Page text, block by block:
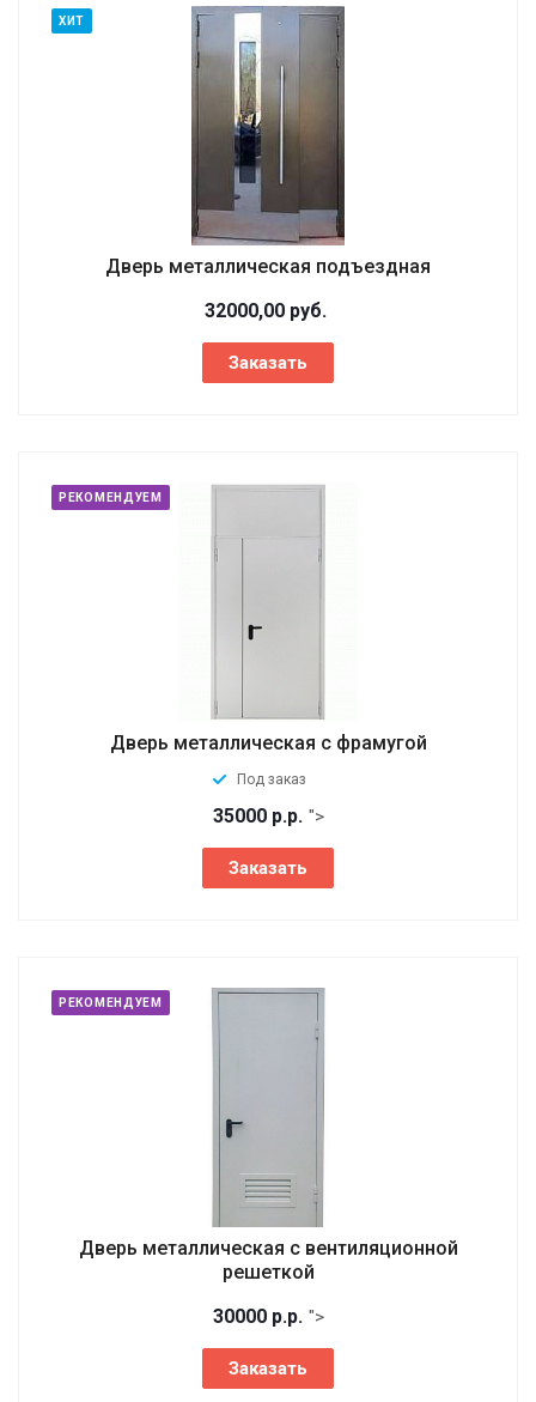
ХИТ
Дверь металлическая подъездная
32000,00 руб.
Заказать
РЕКОМЕНДУЕМ
Дверь металлическая с фрамугой
Под заказ
35000 р.р. ">
Заказать
РЕКОМЕНДУЕМ
Дверь металлическая с вентиляционной
решеткой
30000 р.р. ">
Заказать